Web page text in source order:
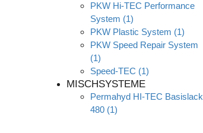
PKW Hi-TEC Performance
System (1)
PKW Plastic System (1)
PKW Speed Repair System
(1)
Speed-TEC (1)
MISCHSYSTEME
Permahyd HI-TEC Basislack
480 (1)